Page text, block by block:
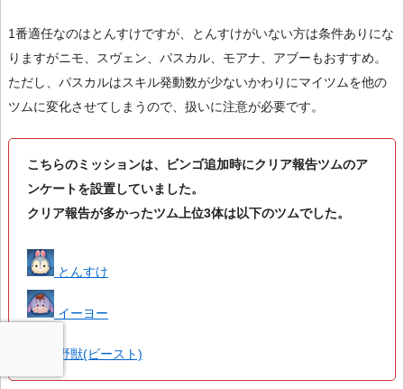
1番適任なのはとんすけですが、とんすけがいない方は条件ありにな
りますがニモ、スヴェン、パスカル、モアナ、アブーもおすすめ。
ただし、パスカルはスキル発動数が少ないかわりにマイツムを他の
ツムに変化させてしまうので、扱いに注意が必要です。
こちらのミッションは、ビンゴ追加時にクリア報告ツムのア
ンケートを設置していました。
クリア報告が多かったツム上位3体は以下のツムでした。
とんすけ
イーヨー
野獣(ビースト)